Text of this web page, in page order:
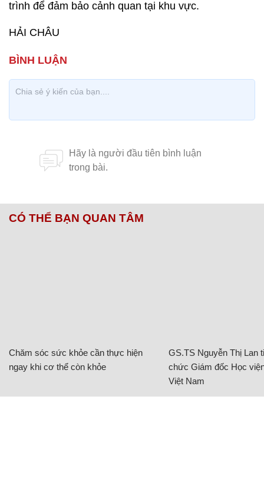
trình để đảm bảo cảnh quan tại khu vực.
HẢI CHÂU
CÓ THỂ BẠN QUAN TÂM
Chăm sóc sức khỏe cần thực hiện
ngay khi cơ thể còn khỏe
GS.TS Nguyễn Thị Lan
chức Giám đốc Học
Việt Nam